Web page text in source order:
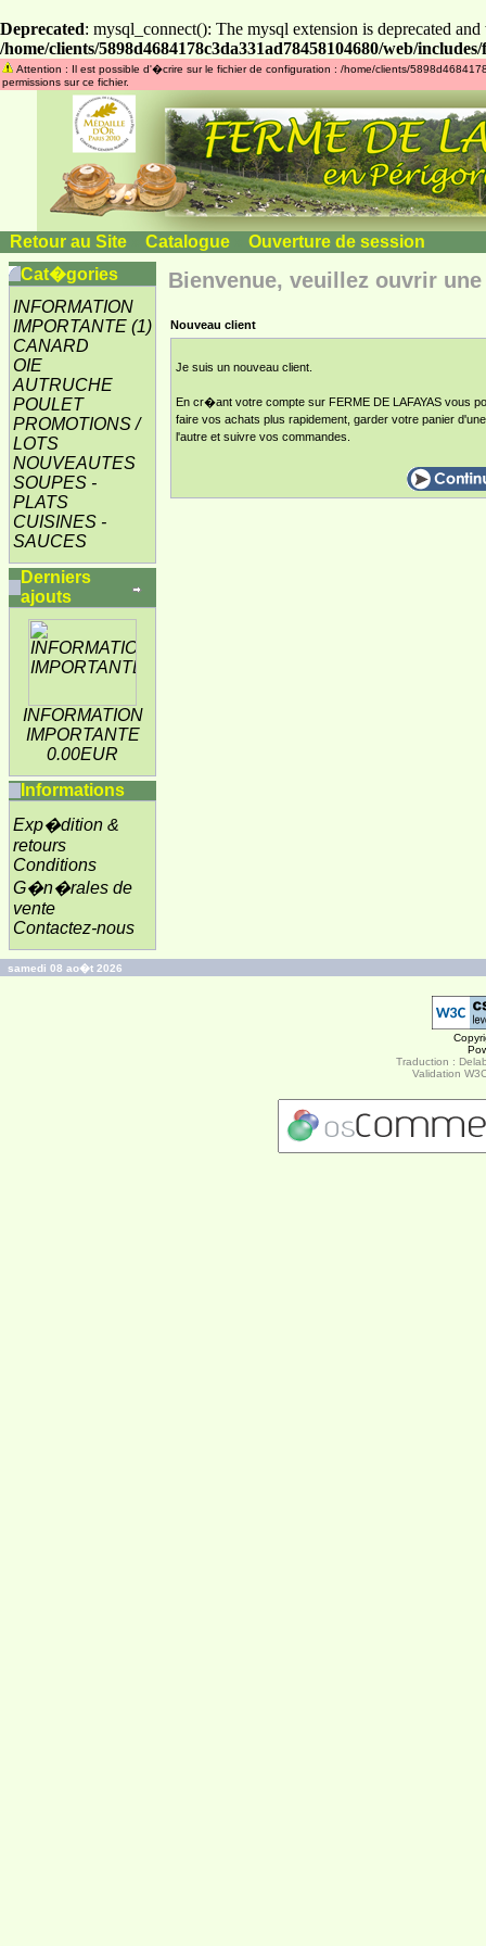
Deprecated: mysql_connect(): The mysql extension is deprecated
/home/clients/5898d4684178c3da331ad78458104680/web/
Attention : Il est possible d'�crire sur le fichier de configuration : /home/clients/
permissions sur ce fichier.
Retour au Site Catalogue
Ouverture de session
Cat�gories
INFORMATION
IMPORTANTE (1)
CANARD
OIE
AUTRUCHE
POULET
PROMOTIONS /
LOTS
NOUVEAUTES
SOUPES -
PLATS
CUISINES -
SAUCES
Derniers
ajouts
INFORMATION
IMPORTANTE
0.00EUR
Informations
Exp�dition &
retours
Conditions
G�n�rales de
vente
Contactez-nous
Bienvenue, veuillez ouvrir
Nouveau client
Je suis un nouveau client.
En cr�ant votre compte sur FERME DE LAFAYAS vous
faire vos achats plus rapidement, garder votre panier
l'autre et suivre vos commandes.
samedi 08 ao�t 2026
Traduction :
Validation